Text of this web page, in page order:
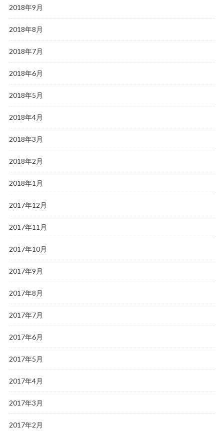
2018年9月
2018年8月
2018年7月
2018年6月
2018年5月
2018年4月
2018年3月
2018年2月
2018年1月
2017年12月
2017年11月
2017年10月
2017年9月
2017年8月
2017年7月
2017年6月
2017年5月
2017年4月
2017年3月
2017年2月